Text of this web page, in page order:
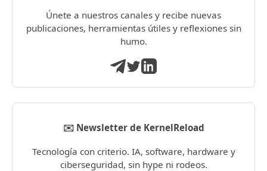
Únete a nuestros canales y recibe nuevas
publicaciones, herramientas útiles y reflexiones sin
humo.
✉️ Newsletter de KernelReload
Tecnología con criterio. IA, software, hardware y
ciberseguridad, sin hype ni rodeos.